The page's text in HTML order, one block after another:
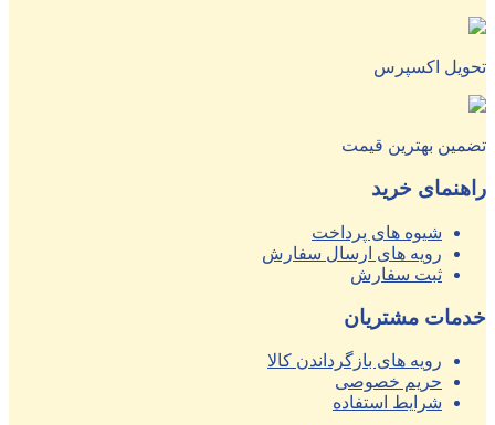
تحویل اکسپرس
تضمین بهترین قیمت
راهنمای خرید
شیوه های پرداخت
رویه های ارسال سفارش
ثبت سفارش
خدمات مشتریان
رویه های بازگرداندن کالا
حریم خصوصی
شرایط استفاده